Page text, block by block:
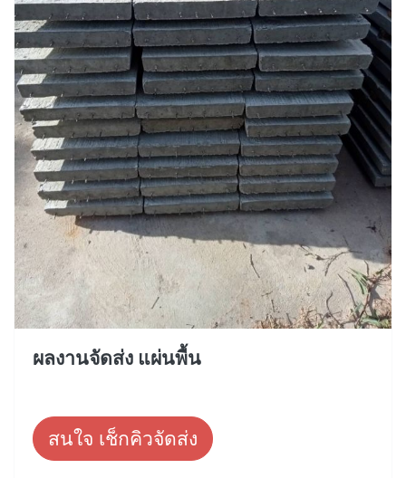
ผลงานจัดส่ง แผ่นพื้น
สนใจ เช็กคิวจัดส่ง